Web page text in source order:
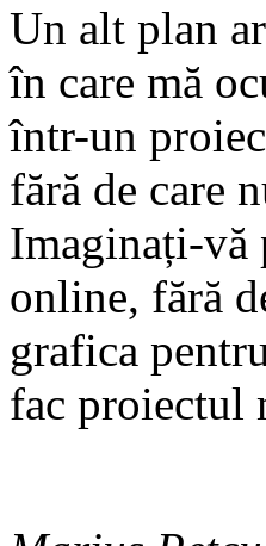
Un alt plan
în care mă
într-un
fără de care
Imaginați-vă
online, fără
grafica
fac proiectul